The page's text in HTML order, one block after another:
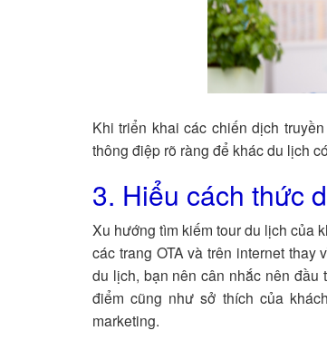
Khi triển khai các chiến dịch
thông điệp rõ ràng để khác du lịch
3. Hiểu cách thức
Xu hướng tìm kiếm tour du lịch của
các trang OTA và trên internet
du lịch, bạn nên cân nhắc nên
điểm cũng như sở thích của
marketing.